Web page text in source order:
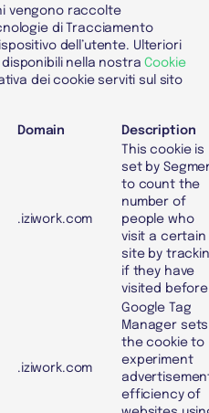
vengono raccolte
di Tracciamento
dell’utente. Ulteriori
disponibili nella nostraCookie
dei cookie serviti sul sito
Domain Description
.iziwork.com
This cookie is
set by
to count the
number of
people who
visit a certain
site by
if they have
visited
.iziwork.com
Google Tag
Manager sets
the cookie to
experiment
efficiency of